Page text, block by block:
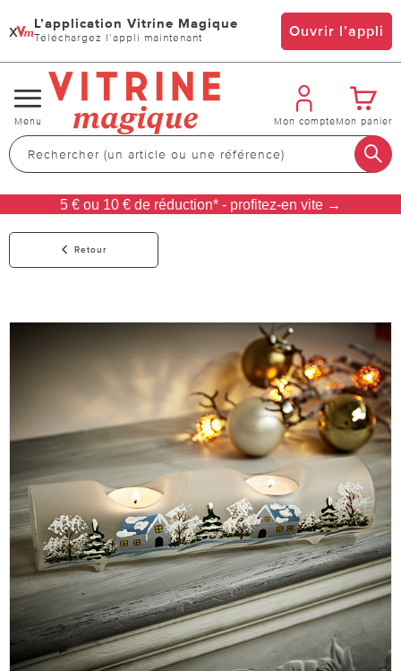
x L’application Vitrine Magique
Téléchargez l’appli maintenant Ouvrir l’appli
Changer
de
navigation
Menu Mon compteMon panier
5 € ou 10 € de réduction* - profitez-en vite →
Retour